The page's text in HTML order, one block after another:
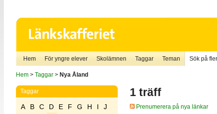
Hem För yngre elever Skolämnen Taggar Teman Sök på
Hem> Taggar> Nya Åland
Taggar
A B C D E F G H I
J
1 träff
Prenumerera på nya länkar